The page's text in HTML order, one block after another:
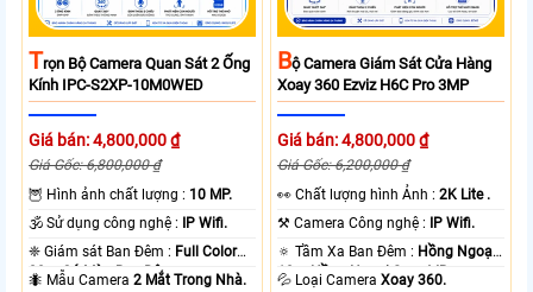
TRọn Bộ Camera Quan Sát 2 Ống
Kính IPC-S2XP-10M0WED
Giá bán: 4,800,000 ₫
Giá Gốc: 6,800,000 ₫
🦉 Hình ảnh chất lượng : 10 MP.
🕉️ Sử dụng công nghệ : IP Wifi.
❈ Giám sát Ban Đêm : Full Color
20m Có Màu Ban Ðêm.
🐜 Mẫu Camera2 Mắt Trong Nhà.
BỘ Camera Giám Sát Cửa Hàng
Xoay 360 Ezviz H6C Pro 3MP
Giá bán: 4,800,000 ₫
Giá Gốc: 6,200,000 ₫
️👀 Chất lượng hình Ảnh :2K Lite .
⚒ Camera Công nghệ : IP Wifi.
🔅 Tầm Xa Ban Đêm : Hồng Ngoại
10m Hồng Ngoại Smart IR.
💦 Loại CameraXoay 360.